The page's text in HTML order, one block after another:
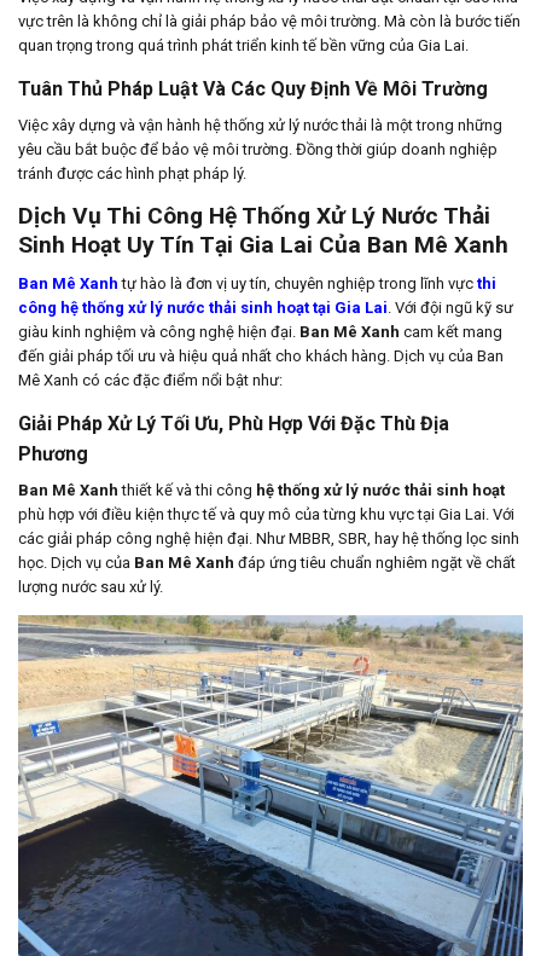
vực trên là không chỉ là giải pháp bảo vệ môi trường. Mà còn là bước tiến
quan trọng trong quá trình phát triển kinh tế bền vững của Gia Lai.
Tuân Thủ Pháp Luật Và Các Quy Định Về Môi Trường
Việc xây dựng và vận hành hệ thống xử lý nước thải là một trong những
yêu cầu bắt buộc để bảo vệ môi trường. Đồng thời giúp doanh nghiệp
tránh được các hình phạt pháp lý.
Dịch Vụ Thi Công Hệ Thống Xử Lý Nước Thải
Sinh Hoạt Uy Tín Tại Gia Lai Của Ban Mê Xanh
Ban Mê Xanh tự hào là đơn vị uy tín, chuyên nghiệp trong lĩnh vực thi
công hệ thống xử lý nước thải sinh hoạt tại Gia Lai . Với đội ngũ kỹ sư
giàu kinh nghiệm và công nghệ hiện đại. Ban Mê Xanh cam kết mang
đến giải pháp tối ưu và hiệu quả nhất cho khách hàng. Dịch vụ của Ban
Mê Xanh có các đặc điểm nổi bật như:
Giải Pháp Xử Lý Tối Ưu, Phù Hợp Với Đặc Thù Địa
Phương
Ban Mê Xanh thiết kế và thi công hệ thống xử lý nước thải sinh hoạt
phù hợp với điều kiện thực tế và quy mô của từng khu vực tại Gia Lai. Với
các giải pháp công nghệ hiện đại. Như MBBR, SBR, hay hệ thống lọc sinh
học. Dịch vụ của Ban Mê Xanh đáp ứng tiêu chuẩn nghiêm ngặt về chất
lượng nước sau xử lý.